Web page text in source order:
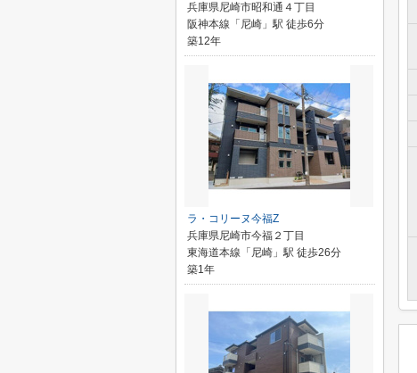
兵庫県尼崎市昭和通４丁目
阪神本線「尼崎」駅 徒歩6分
築12年
ラ・コリーヌ今福Z
兵庫県尼崎市今福２丁目
東海道本線「尼崎」駅 徒歩26分
築1年